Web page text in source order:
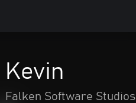
Kevin
Falken Software Studios